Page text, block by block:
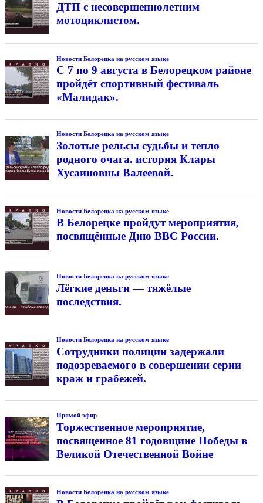
ДТП с несовершеннолетним
мотоциклистом.
Новости Белорецка на русском языке
С 7 по 9 августа в Белорецком районе
пройдёт спортивный фестиваль
«Малидак».
Новости Белорецка на русском языке
Золотые рельсы судьбы и тепло
родного очага. история Клары
Хусаиновны Валеевой.
Новости Белорецка на русском языке
В Белорецке пройдут мероприятия,
посвящённые Дню ВВС России.
Новости Белорецка на русском языке
Лёгкие деньги — тяжёлые
последствия.
Новости Белорецка на русском языке
Сотрудники полиции задержали
подозреваемого в совершении серии
краж и грабежей.
Прямой эфир
Торжественное мероприятие,
посвященное 81 годовщине Победы в
Великой Отечественной Войне
Новости Белорецка на русском языке